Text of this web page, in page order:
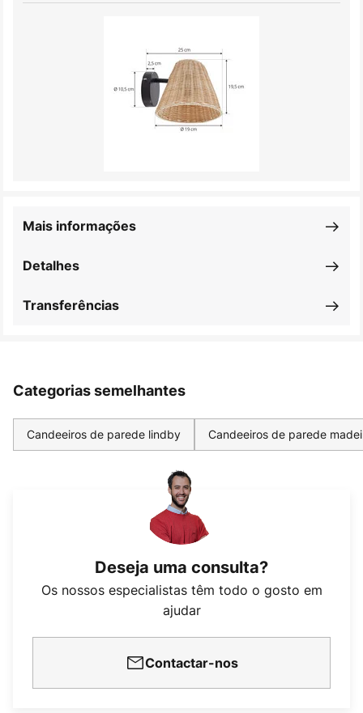
Detalhes
Mais informações
Transferências
Categorias semelhantes
Candeeiros de parede lindby Candeeiros de parede
Deseja uma consulta?
Os nossos especialistas têm todo o gosto em
ajudar
Contactar-nos